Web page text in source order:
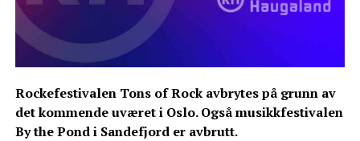
Rockefestivalen Tons of Rock avbrytes på grunn av
det kommende uværet i Oslo. Også musikkfestivalen
By the Pond i Sandefjord er avbrutt.